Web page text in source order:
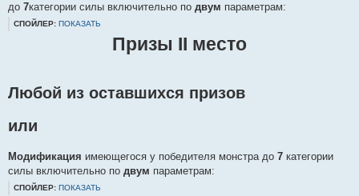
до 7категории силы включительно по двум параметрам:
СПОЙЛЕР: ПОКАЗАТЬ
Призы II место
Любой из оставшихся призов
или
Модификация имеющегося у победителя монстра до 7 категории
силы включительно по двум параметрам:
СПОЙЛЕР: ПОКАЗАТЬ